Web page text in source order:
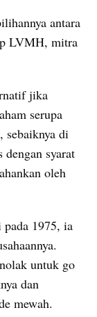
antara
LVMH, mitra
jika
serupa
sebaiknya di
syarat
oleh
1975, ia
untuk go
dan
mewah.